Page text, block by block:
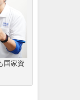
2026年3月10日
国家資